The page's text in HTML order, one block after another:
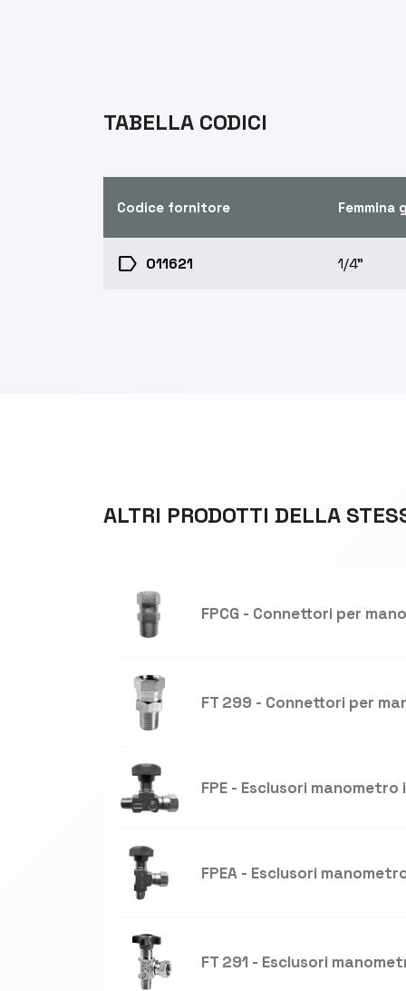
TABELLA CODICI
Codice fornitore Femmina
label 011621 1/4"
ALTRI PRODOTTI DELLA
FPCG - Connettori per
FT 299 - Connettori per
FPE - Esclusori manometro
FPEA - Esclusori
FT 291 - Esclusori